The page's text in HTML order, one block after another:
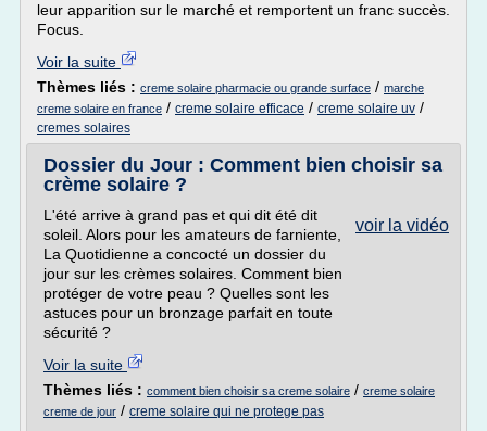
leur apparition sur le marché et remportent un franc succès.
Focus.
Voir la suite
Thèmes liés : creme solaire pharmacie ou grande surface / marche
creme solaire en france / creme solaire efficace / creme solaire uv /
cremes solaires
Dossier du Jour : Comment bien choisir sa
crème solaire ?
voir la vidéo
L'été arrive à grand pas et qui dit été dit
soleil. Alors pour les amateurs de farniente,
La Quotidienne a concocté un dossier du
jour sur les crèmes solaires. Comment bien
protéger de votre peau ? Quelles sont les
astuces pour un bronzage parfait en toute
sécurité ?
Voir la suite
Thèmes liés : comment bien choisir sa creme solaire / creme solaire
creme de jour / creme solaire qui ne protege pas